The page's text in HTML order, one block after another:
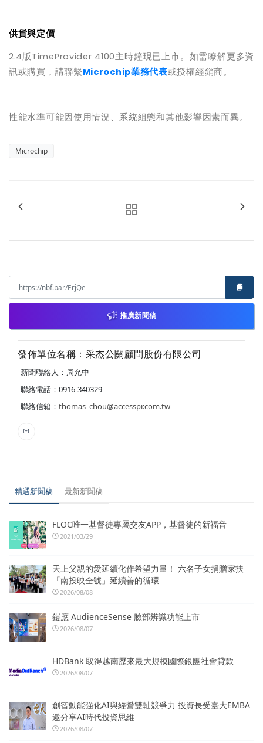
供貨與定價
2.4版TimeProvider 4100主時鐘現已上市。如需瞭解更多資
訊或購買，請聯繫Microchip業務代表或授權經銷商。
性能水準可能因使用情況、系統組態和其他影響因素而異。
Microchip
推廣新聞稿
發佈單位名稱：采杰公關顧問股份有限公司
新聞聯絡人：周允中
聯絡電話：0916-340329
聯絡信箱： thomas_chou@accesspr.com.tw
精選新聞稿 最新新聞稿
FLOC唯一基督徒專屬交友APP，基督徒的新福音
2021/03/29
天上父親的愛延續化作希望力量！ 六名子女捐贈家扶
「南投映全號」延續善的循環
2026/08/08
鎧應 AudienceSense 臉部辨識功能上市
2026/08/07
HDBank 取得越南歷來最大規模國際銀團社會貸款
2026/08/07
創智動能強化AI與經營雙軸競爭力 投資長受臺大EMBA
邀分享AI時代投資思維
2026/08/07